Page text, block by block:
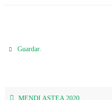
Guardar.
MENDI ASTEA 2020